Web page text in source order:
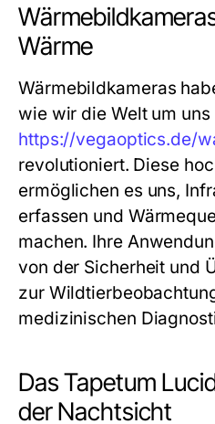
Wärme
Wärmebildkameras
wie wir die Welt um
https://vegaoptics.de/
revolutioniert. Diese
ermöglichen es uns,
erfassen und
machen. Ihre
von der Sicherheit und
zur
medizinischen
Das Tapetum
der Nachtsicht